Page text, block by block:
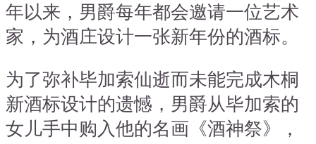
年以来，男爵每年都会邀请一位艺术
家，为酒庄设计一张新年份的酒标。
为了弥补毕加索仙逝而未能完成木桐
新酒标设计的遗憾，男爵从毕加索的
女儿手中购入他的名画《酒神祭》，